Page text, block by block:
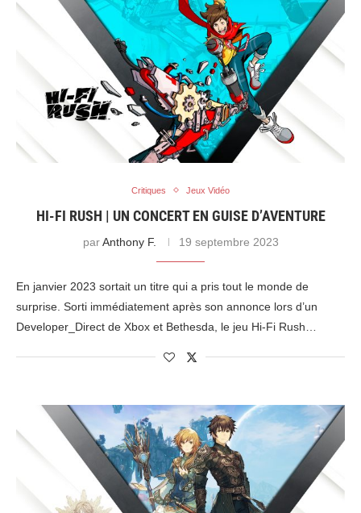
Critiques Jeux Vidéo
HI-FI RUSH | UN CONCERT EN GUISE D’AVENTURE
parAnthony F. 19 septembre 2023
En janvier 2023 sortait un titre qui a pris tout le monde de
surprise. Sorti immédiatement après son annonce lors d’un
Developer_Direct de Xbox et Bethesda, le jeu Hi-Fi Rush…